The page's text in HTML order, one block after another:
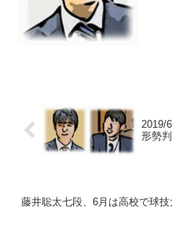
2019/
形勢
藤井聡太七段、6月は高校で球技